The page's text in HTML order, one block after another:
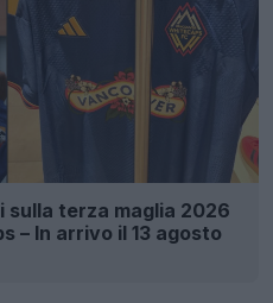
terza maglia 2026
– In arrivo il 13 agosto